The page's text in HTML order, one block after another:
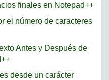
finales en Notepad++
el número de caracteres
Antes y Después de
desde un carácter